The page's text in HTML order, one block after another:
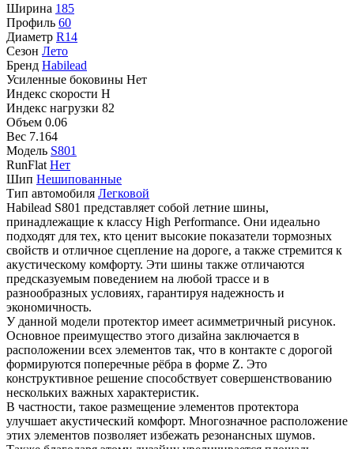
Ширина 185
Профиль 60
Диаметр R14
Сезон Лето
Бренд Habilead
Усиленные боковины Нет
Индекс скорости H
Индекс нагрузки 82
Объем 0.06
Вес 7.164
Модель S801
RunFlat Нет
Шип Нешипованные
Тип автомобиля Легковой
Habilead S801 представляет собой летние шины,
принадлежащие к классу High Performance. Они идеально
подходят для тех, кто ценит высокие показатели тормозных
свойств и отличное сцепление на дороге, а также стремится к
акустическому комфорту. Эти шины также отличаются
предсказуемым поведением на любой трассе и в
разнообразных условиях, гарантируя надежность и
экономичность.
У данной модели протектор имеет асимметричный рисунок.
Основное преимущество этого дизайна заключается в
расположении всех элементов так, что в контакте с дорогой
формируются поперечные рёбра в форме Z. Это
конструктивное решение способствует совершенствованию
нескольких важных характеристик.
В частности, такое размещение элементов протектора
улучшает акустический комфорт. Многозначное расположение
этих элементов позволяет избежать резонансных шумов.